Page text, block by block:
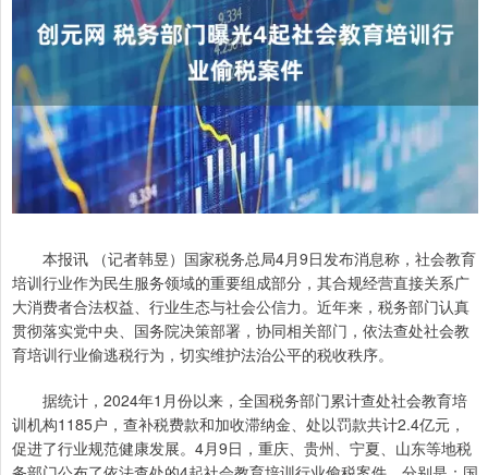
本报讯 （记者韩昱）国家税务总局4月9日发布消息称，社会教育
培训行业作为民生服务领域的重要组成部分，其合规经营直接关系广
大消费者合法权益、行业生态与社会公信力。近年来，税务部门认真
贯彻落实党中央、国务院决策部署，协同相关部门，依法查处社会教
育培训行业偷逃税行为，切实维护法治公平的税收秩序。
据统计，2024年1月份以来，全国税务部门累计查处社会教育培
训机构1185户，查补税费款和加收滞纳金、处以罚款共计2.4亿元，
促进了行业规范健康发展。4月9日，重庆、贵州、宁夏、山东等地税